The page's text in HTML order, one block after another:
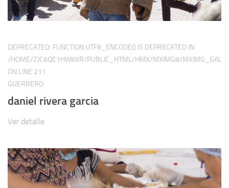
DEPRECATED: FUNCTION UTF8_ENCODE() IS DEPRECATED IN
/HOME/ZJC6QE1HW8XR/PUBLIC_HTML/HMX/MXIMG8/
ON LINE 211
GUERRERO
daniel rivera garcia
Ver detalle